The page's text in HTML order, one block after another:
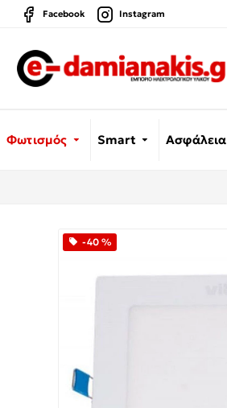
Facebook Instagram
Φωτισμός Smart Ασφάλεια
-40 %